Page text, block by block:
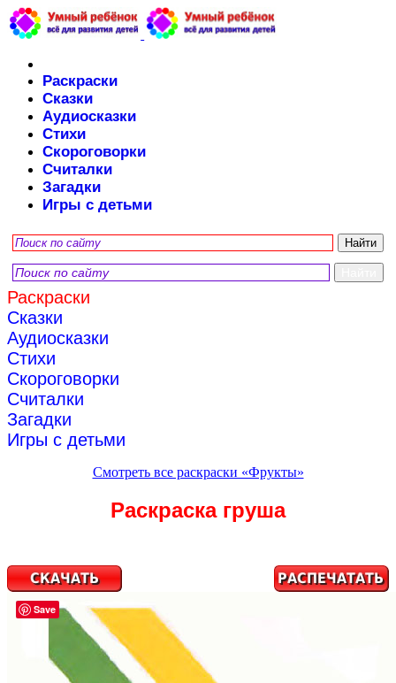
Раскраски
Сказки
Аудиосказки
Стихи
Скороговорки
Считалки
Загадки
Игры с детьми
Раскраски
Сказки
Аудиосказки
Стихи
Скороговорки
Считалки
Загадки
Игры с детьми
Смотреть все раскраски «Фрукты»
Раскраска груша
Save